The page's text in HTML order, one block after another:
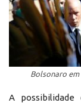
Bolsonaro
A